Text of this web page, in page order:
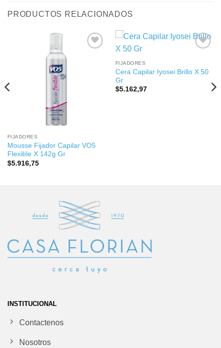
PRODUCTOS RELACIONADOS
FIJADORES
Mousse Fijador Capilar VO5
Flexible X 142g Gr
$5.916,75
FIJADORES
Cera Capilar Iyosei Brillo X 50
Gr
$5.162,97
INSTITUCIONAL
Contactenos
Nosotros